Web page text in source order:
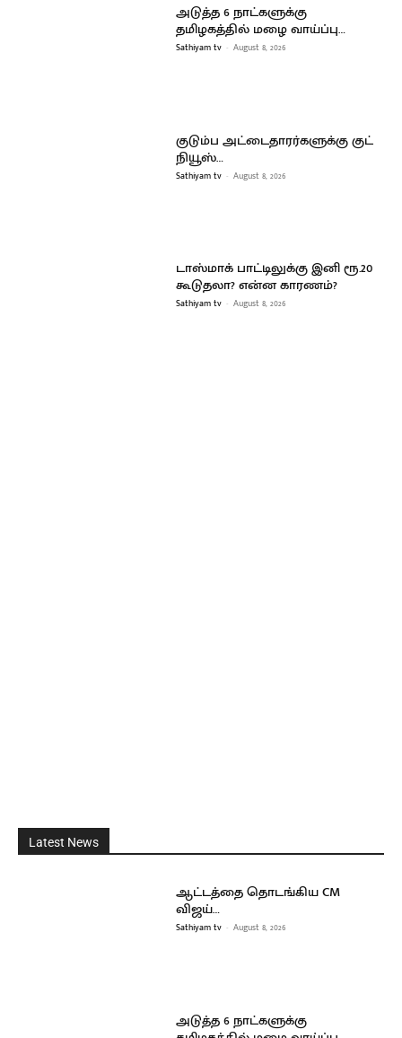
அடுத்த 6 நாட்களுக்கு
தமிழகத்தில் மழை வாய்ப்பு…
Sathiyam tv - August 8, 2026
குடும்ப அட்டைதாரர்களுக்கு குட்
நியூஸ்…
Sathiyam tv - August 8, 2026
டாஸ்மாக் பாட்டிலுக்கு இனி ரூ.20
கூடுதலா? என்ன காரணம்?
Sathiyam tv - August 8, 2026
Latest News
ஆட்டத்தை தொடங்கிய CM
விஜய்…
Sathiyam tv - August 8, 2026
அடுத்த 6 நாட்களுக்கு